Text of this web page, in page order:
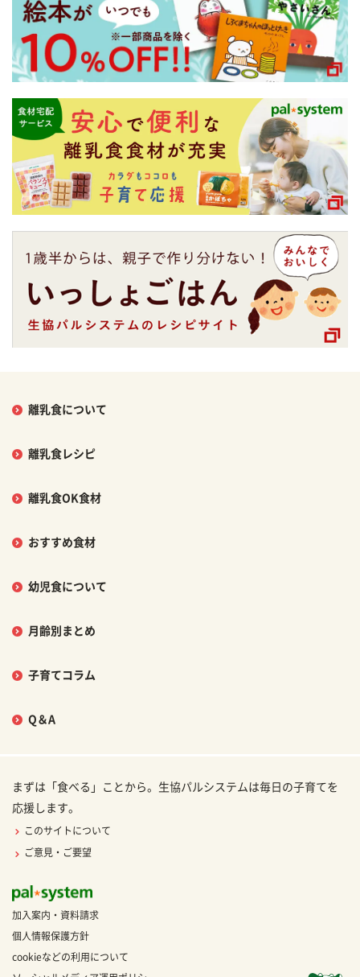
離乳食について
離乳食レシピ
離乳食OK食材
おすすめ食材
幼児食について
月齢別まとめ
子育てコラム
Q＆A
まずは「食べる」ことから。生協パルシステムは毎日の子育てを
応援します。
このサイトについて
ご意見・ご要望
加入案内・資料請求
個人情報保護方針
cookieなどの利用について